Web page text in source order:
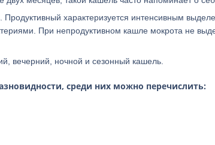
характеризуется интенсивным
При непродуктивном кашле мокрота не
вечерний, ночной и сезонный кашель.
среди них можно перечислить: